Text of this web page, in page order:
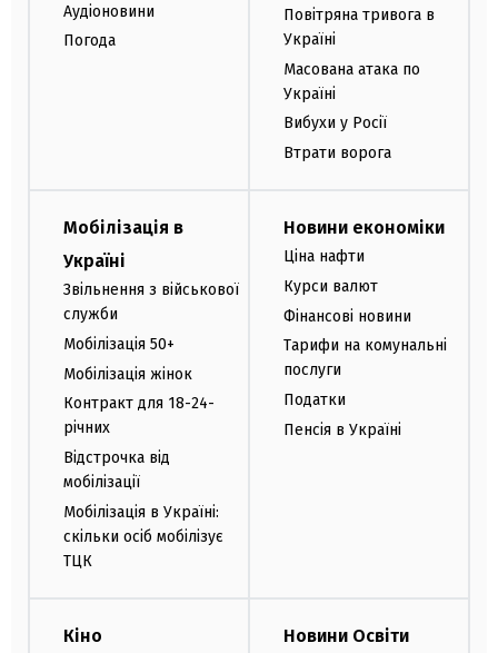
Аудіоновини
Погода
Повітряна тривога в
Україні
Масована атака по
Україні
Вибухи у Росії
Втрати ворога
Мобілізація в
Україні
Звільнення з військової
служби
Мобілізація 50+
Мобілізація жінок
Контракт для 18-24-
річних
Відстрочка від
мобілізації
Мобілізація в Україні:
скільки осіб мобілізує
ТЦК
Новини економіки
Ціна нафти
Курси валют
Фінансові новини
Тарифи на комунальні
послуги
Податки
Пенсія в Україні
Кіно Новини Освіти